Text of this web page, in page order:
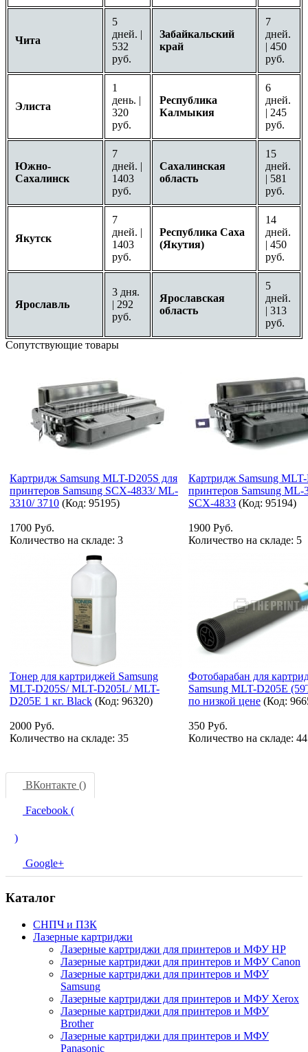
Чита
5
дней. |
532
руб.
Забайкальский
край
7
дней.
| 450
руб.
Элиста
1
день. |
320
руб.
Республика
Калмыкия
6
дней.
| 245
руб.
Южно-
Сахалинск
7
дней. |
1403
руб.
Сахалинская
область
15
дней.
| 581
руб.
Якутск
7
дней. |
1403
руб.
Республика Саха
(Якутия)
14
дней.
| 450
руб.
Ярославль
3 дня.
| 292
руб.
Ярославская
область
5
дней.
| 313
руб.
Сопутствующие товары
Картридж Samsung MLT-D205S для
принтеров Samsung SCX-4833/ ML-
3310/ 3710 (Код: 95195)
1700 Руб.
Количество на складе: 3
Картридж Samsung
принтеров Samsung ML-
SCX-4833 (Код: 95194)
1900 Руб.
Количество на складе: 5
Тонер для картриджей Samsung
MLT-D205S/ MLT-D205L/ MLT-
D205E 1 кг. Black (Код: 96320)
2000 Руб.
Количество на складе: 35
Фотобарабан для
Samsung MLT-D205E
по низкой цене (Код:
350 Руб.
Количество на складе: 44
ВКонтакте ()
Facebook (
)
Google+
Каталог
СНПЧ и ПЗК
Лазерные картриджи
Лазерные картриджи для принтеров и МФУ HP
Лазерные картриджи для принтеров и МФУ Canon
Лазерные картриджи для принтеров и МФУ
Samsung
Лазерные картриджи для принтеров и МФУ Xerox
Лазерные картриджи для принтеров и МФУ
Brother
Лазерные картриджи для принтеров и МФУ
Panasonic